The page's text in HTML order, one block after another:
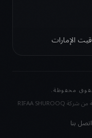
مجموعة Luxota للتقنية — تعمل بملكية وإدارة قانونية من شركة RIFAA SHUROOQ
اتصل بنا